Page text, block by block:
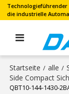
die industrielle
Startseite / alle /
Side Compact
QBT10-144-1430-